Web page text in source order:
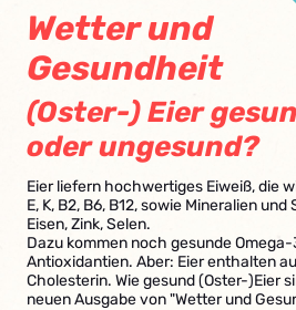
Wetter und
Gesundheit
(Oster-) Eier
oder ungesund?
Eier liefern hochwertiges Eiweiß, die
E, K, B2, B6, B12, sowie Mineralien
Eisen, Zink, Selen.
Dazu kommen noch gesunde
Antioxidantien. Aber: Eier enthalten
Cholesterin. Wie gesund (Oster-)Eier
neuen Ausgabe von "Wetter und